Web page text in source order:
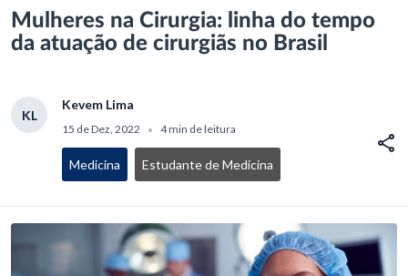
Mulheres na Cirurgia: linha do tempo
da atuação de cirurgiãs no Brasil
KL
Kevem Lima
15 de Dez, 2022 • 4 min de leitura
Medicina Estudante de Medicina